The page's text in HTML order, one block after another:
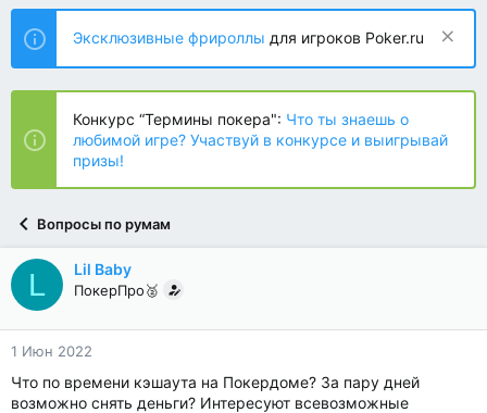
т
о
р
т
е
ы
т
н
а
ч
л
а
Эксклюзивные фрироллы для игроков Poker.ru
Конкурс “Термины покера": Что ты знаешь о
любимой игре? Участвуй в конкурсе и выигрывай
призы!
Вопросы по румам
L Lil Baby
ПокерПро🥈
1 Июн 2022
Что по времени кэшаута на Покердоме? За пару дней
возможно снять деньги? Интересуют всевозможные